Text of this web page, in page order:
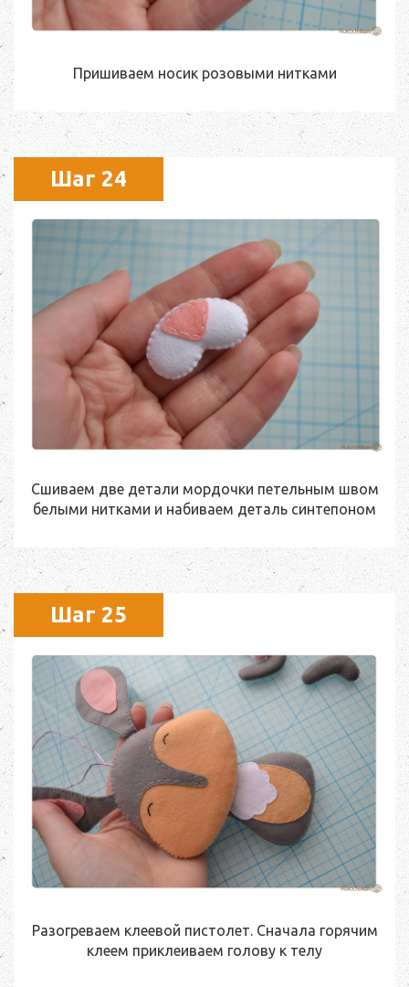
Пришиваем носик розовыми нитками
Шаг 24
Сшиваем две детали мордочки петельным швом
белыми нитками и набиваем деталь синтепоном
Шаг 25
Разогреваем клеевой пистолет. Сначала горячим
клеем приклеиваем голову к телу